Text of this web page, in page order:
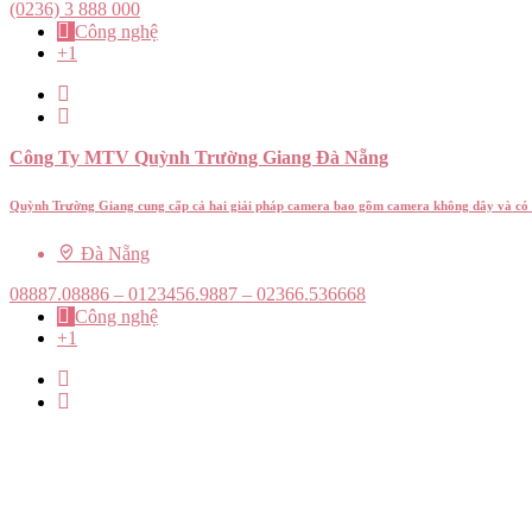
(0236) 3 888 000
Công nghệ
+1
Công Ty MTV Quỳnh Trường Giang Đà Nẵng
Quỳnh Trường Giang cung cấp cả hai giải pháp camera bao gồm camera không dây và có
Đà Nẵng
08887.08886 – 0123456.9887 – 02366.536668
Công nghệ
+1